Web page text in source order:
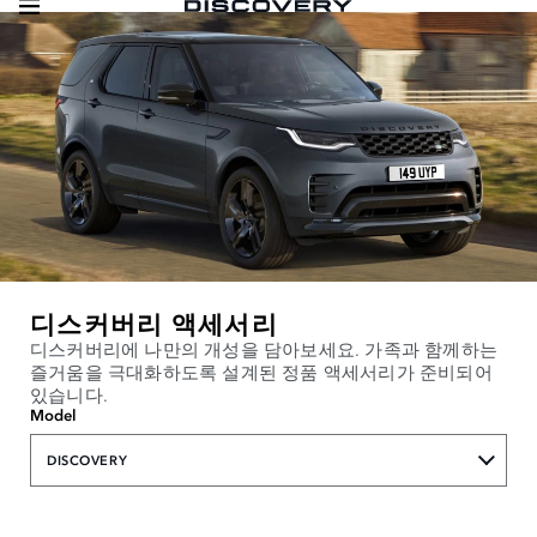
디스커버리 액세서리
디스커버리에 나만의 개성을 담아보세요. 가족과 함께하는
즐거움을 극대화하도록 설계된 정품 액세서리가 준비되어
있습니다.
Model
DISCOVERY